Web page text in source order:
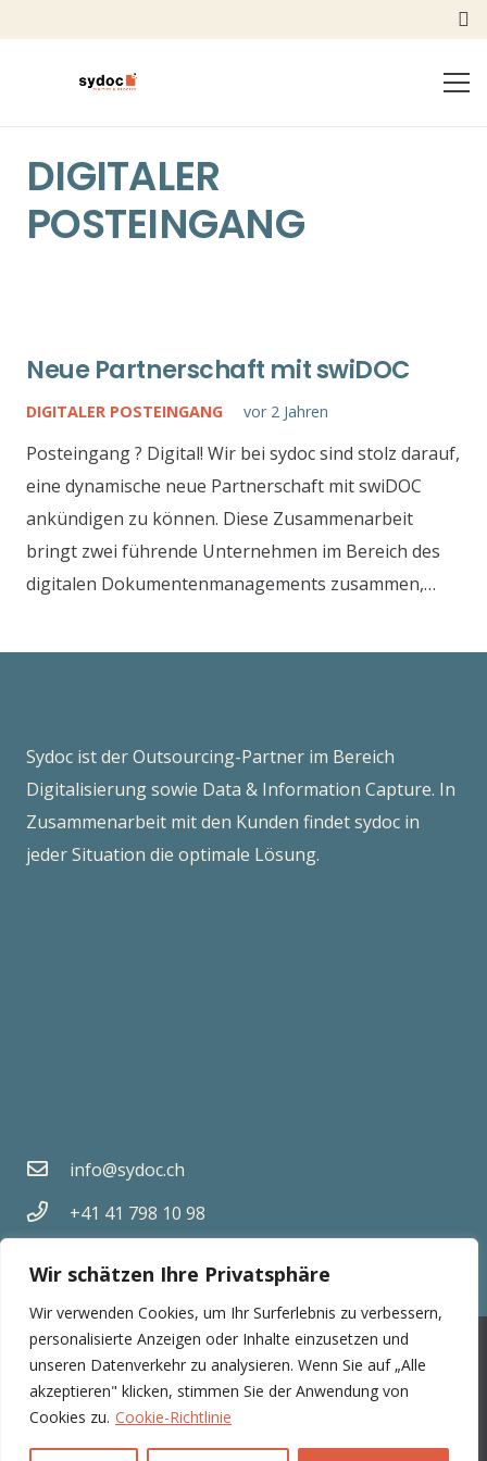
Wir schätzen Ihre Privatsphäre
Wir verwenden Cookies, um Ihr Surferlebnis zu verbessern,
personalisierte Anzeigen oder Inhalte einzusetzen und
unseren Datenverkehr zu analysieren. Wenn Sie auf „Alle
akzeptieren" klicken, stimmen Sie der Anwendung von
Cookies zu. Cookie-Richtlinie
DIGITALER
POSTEINGANG
Neue Partnerschaft mit swiDOC
DIGITALER POSTEINGANG vor 2 Jahren
Posteingang ? Digital! Wir bei sydoc sind stolz darauf,
eine dynamische neue Partnerschaft mit swiDOC
ankündigen zu können. Diese Zusammenarbeit
bringt zwei führende Unternehmen im Bereich des
digitalen Dokumentenmanagements zusammen,…
Sydoc ist der Outsourcing-Partner im Bereich
Digitalisierung sowie Data & Information Capture. In
Zusammenarbeit mit den Kunden findet sydoc in
jeder Situation die optimale Lösung.
info@sydoc.ch
+41 41 798 10 98
© Sydoc AG | 2026
Impressum|Datenschutzerklärung